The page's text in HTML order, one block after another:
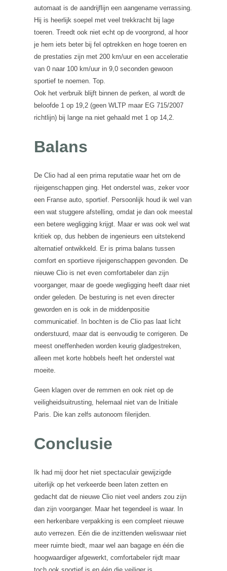
automaat is de aandrijflijn een aangename verrassing.
Hij is heerlijk soepel met veel trekkracht bij lage
toeren. Treedt ook niet echt op de voorgrond, al hoor
je hem iets beter bij fel optrekken en hoge toeren en
de prestaties zijn met 200 km/uur en een acceleratie
van 0 naar 100 km/uur in 9,0 seconden gewoon
sportief te noemen. Top.
Ook het verbruik blijft binnen de perken, al wordt de
beloofde 1 op 19,2 (geen WLTP maar EG 715/2007
richtlijn) bij lange na niet gehaald met 1 op 14,2.
Balans
De Clio had al een prima reputatie waar het om de
rijeigenschappen ging. Het onderstel was, zeker voor
een Franse auto, sportief. Persoonlijk houd ik wel van
een wat stuggere afstelling, omdat je dan ook meestal
een betere wegligging krijgt. Maar er was ook wel wat
kritiek op, dus hebben de ingenieurs een uitstekend
alternatief ontwikkeld. Er is prima balans tussen
comfort en sportieve rijeigenschappen gevonden. De
nieuwe Clio is net even comfortabeler dan zijn
voorganger, maar de goede wegligging heeft daar niet
onder geleden. De besturing is net even directer
geworden en is ook in de middenpositie
communicatief. In bochten is de Clio pas laat licht
onderstuurd, maar dat is eenvoudig te corrigeren. De
meest oneffenheden worden keurig gladgestreken,
alleen met korte hobbels heeft het onderstel wat
moeite.
Geen klagen over de remmen en ook niet op de
veiligheidsuitrusting, helemaal niet van de Initiale
Paris. Die kan zelfs autonoom filerijden.
Conclusie
Ik had mij door het niet spectaculair gewijzigde
uiterlijk op het verkeerde been laten zetten en
gedacht dat de nieuwe Clio niet veel anders zou zijn
dan zijn voorganger. Maar het tegendeel is waar. In
een herkenbare verpakking is een compleet nieuwe
auto verrezen. Eén die de inzittenden weliswaar niet
meer ruimte biedt, maar wel aan bagage en één die
hoogwaardiger afgewerkt, comfortabeler rijdt maar